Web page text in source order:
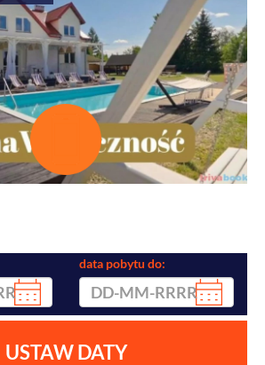
data pobytu do:
USTAW DATY